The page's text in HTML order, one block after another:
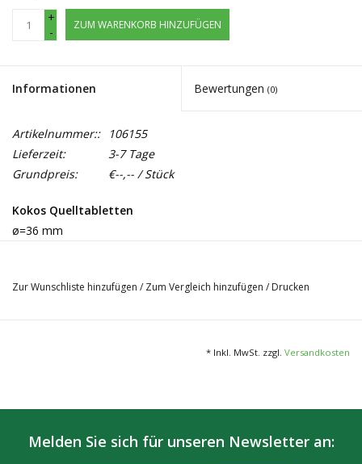
+
-
ZUM WARENKORB HINZUFÜGEN
Informationen Bewertungen (0)
Artikelnummer::
106155
Lieferzeit:
3-7 Tage
Grundpreis:
€--,-- / Stück
Kokos Quelltabletten
ø=36 mm
Kokos Quelltablettensind in der Handhabung sauber und
Ballen nicht zerfallen!
Zur Wunschliste hinzufügen / Zum Vergleich hinzufügen / Drucken
* Inkl. MwSt. zzgl. Versandkosten
Melden Sie sich für unseren Newsletter an: